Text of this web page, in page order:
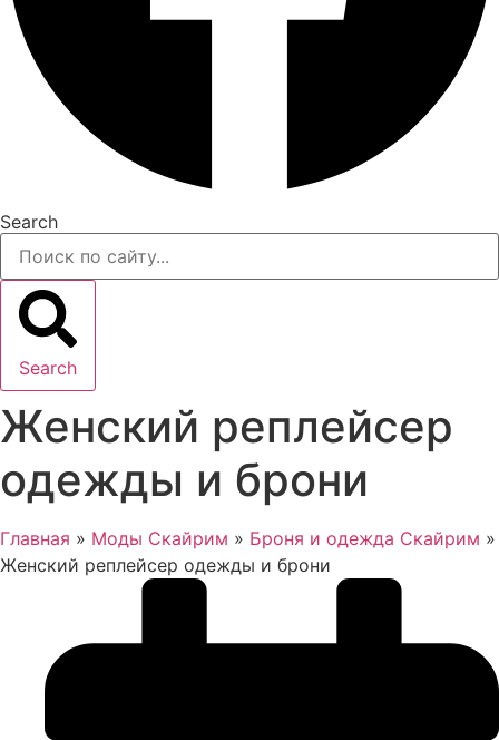
Search
Search
Женский реплейсер
одежды и брони
Главная » Моды Скайрим » Броня и одежда Скайрим »
Женский реплейсер одежды и брони